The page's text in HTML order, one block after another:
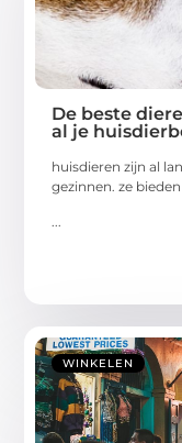
De beste
al je
huisdieren zijn al
gezinnen. ze
...
WINKELEN